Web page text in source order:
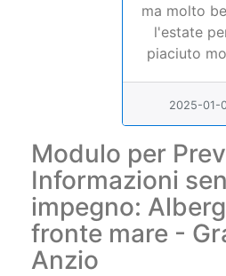
ma molto
l'estate
piaciuto
2025-01-
Modulo per
Informazioni
impegno:
fronte mare -
Anzio